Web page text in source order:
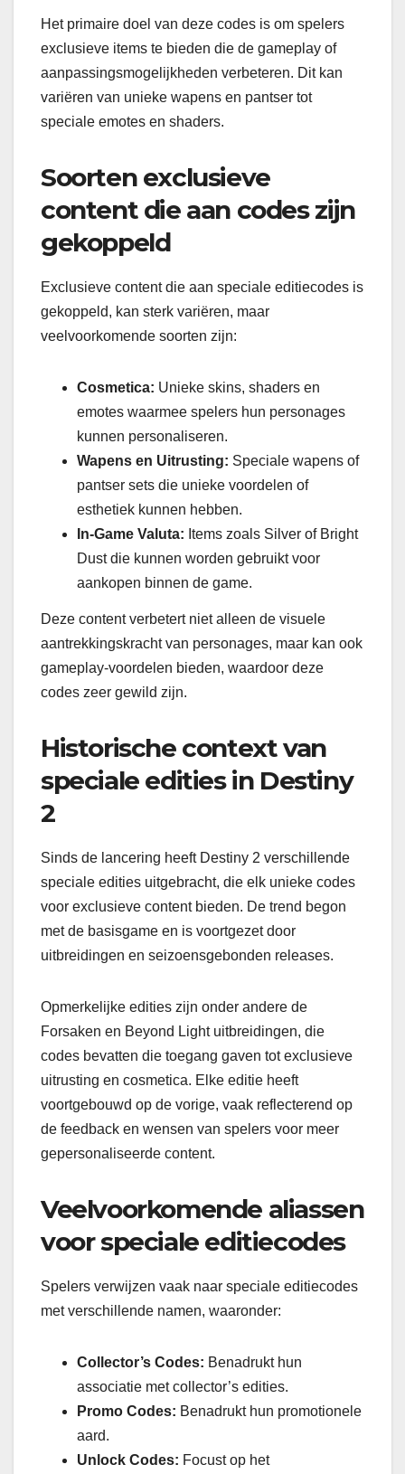
Het primaire doel van deze codes is om spelers
exclusieve items te bieden die de gameplay of
aanpassingsmogelijkheden verbeteren. Dit kan
variëren van unieke wapens en pantser tot
speciale emotes en shaders.
Soorten exclusieve
content die aan codes zijn
gekoppeld
Exclusieve content die aan speciale editiecodes is
gekoppeld, kan sterk variëren, maar
veelvoorkomende soorten zijn:
Cosmetica: Unieke skins, shaders en
emotes waarmee spelers hun personages
kunnen personaliseren.
Wapens en Uitrusting: Speciale wapens of
pantser sets die unieke voordelen of
esthetiek kunnen hebben.
In-Game Valuta: Items zoals Silver of Bright
Dust die kunnen worden gebruikt voor
aankopen binnen de game.
Deze content verbetert niet alleen de visuele
aantrekkingskracht van personages, maar kan ook
gameplay-voordelen bieden, waardoor deze
codes zeer gewild zijn.
Historische context van
speciale edities in Destiny
2
Sinds de lancering heeft Destiny 2 verschillende
speciale edities uitgebracht, die elk unieke codes
voor exclusieve content bieden. De trend begon
met de basisgame en is voortgezet door
uitbreidingen en seizoensgebonden releases.
Opmerkelijke edities zijn onder andere de
Forsaken en Beyond Light uitbreidingen, die
codes bevatten die toegang gaven tot exclusieve
uitrusting en cosmetica. Elke editie heeft
voortgebouwd op de vorige, vaak reflecterend op
de feedback en wensen van spelers voor meer
gepersonaliseerde content.
Veelvoorkomende aliassen
voor speciale editiecodes
Spelers verwijzen vaak naar speciale editiecodes
met verschillende namen, waaronder:
Collector’s Codes: Benadrukt hun
associatie met collector’s edities.
Promo Codes: Benadrukt hun promotionele
aard.
Unlock Codes: Focust op het